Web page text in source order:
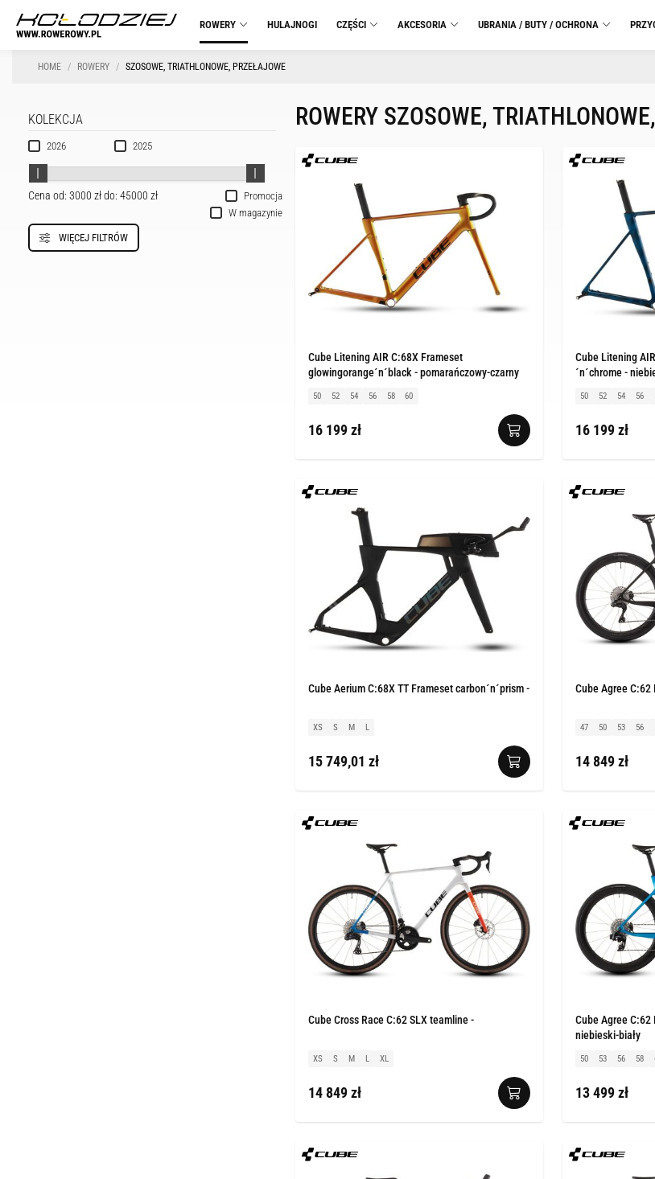
ROWERY HULAJNOGI CZĘŚCI AKCESORIA UBRANIA / BUTY / OCHRONA
HOME ROWERY SZOSOWE, TRIATHLONOWE, PRZEŁAJOWE
KOLEKCJA
2026 2025
Promocja
Cena od: 3000 złdo: 45000 zł
W magazynie
WIĘCEJ FILTRÓW
ROWERY SZOSOWE,
Cube Litening AIR C:68X Frameset
glowingorange´n´black - pomarańczowy-czarny
50 52 54 56 58 60
16 199 zł
Cube Litening
´n´chrome -
50 52 54 56
16 199 zł
Cube Aerium C:68X TT Frameset carbon´n´prism -
XS S M L
15 749,01 zł
Cube Agree
47 50 53 56
14 849 zł
Cube Cross Race C:62 SLX teamline -
XS S M L XL
14 849 zł
Cube Agree C:62
niebieski-biały
50 53 56 58
13 499 zł